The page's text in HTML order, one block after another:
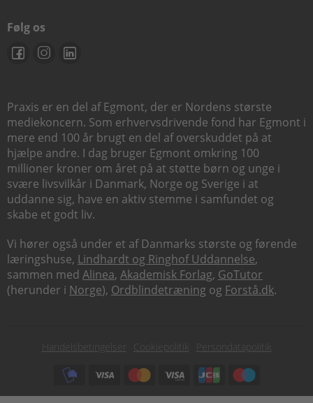
Følg os
Praxis er en del af Egmont, der er Nordens største
mediekoncern. Som erhvervsdrivende fond har Egmont i
mere end 100 år brugt en del af overskuddet på at
hjælpe andre. I dag bruger Egmont omkring 100
millioner kroner om året på at støtte børn og unge i
svære livsvilkår i Danmark, Norge og Sverige i at
uddanne sig, have en aktiv stemme i samfundet og
skabe et godt liv.
Vi hører også under et af Danmarks største og førende
læringshuse, Lindhardt og Ringhof Uddannelse,
sammen med Alinea, Akademisk Forlag, GoTutor
(herunder i Norge), Ordblindetræning og Forstå.dk.
Subfooter
Handelsbetingelser Cookiepolitik
Persondatapolitik
Subfooter
payment
options